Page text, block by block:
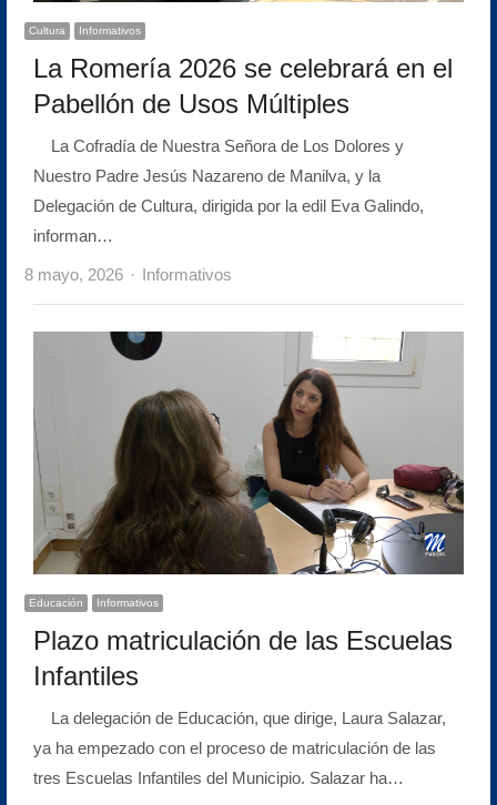
Cultura Informativos
La Romería 2026 se celebrará en el
Pabellón de Usos Múltiples
La Cofradía de Nuestra Señora de Los Dolores y
Nuestro Padre Jesús Nazareno de Manilva, y la
Delegación de Cultura, dirigida por la edil Eva Galindo,
informan…
8 mayo, 2026 Author
Informativos
Educación Informativos
Plazo matriculación de las Escuelas
Infantiles
La delegación de Educación, que dirige, Laura Salazar,
ya ha empezado con el proceso de matriculación de las
tres Escuelas Infantiles del Municipio. Salazar ha…